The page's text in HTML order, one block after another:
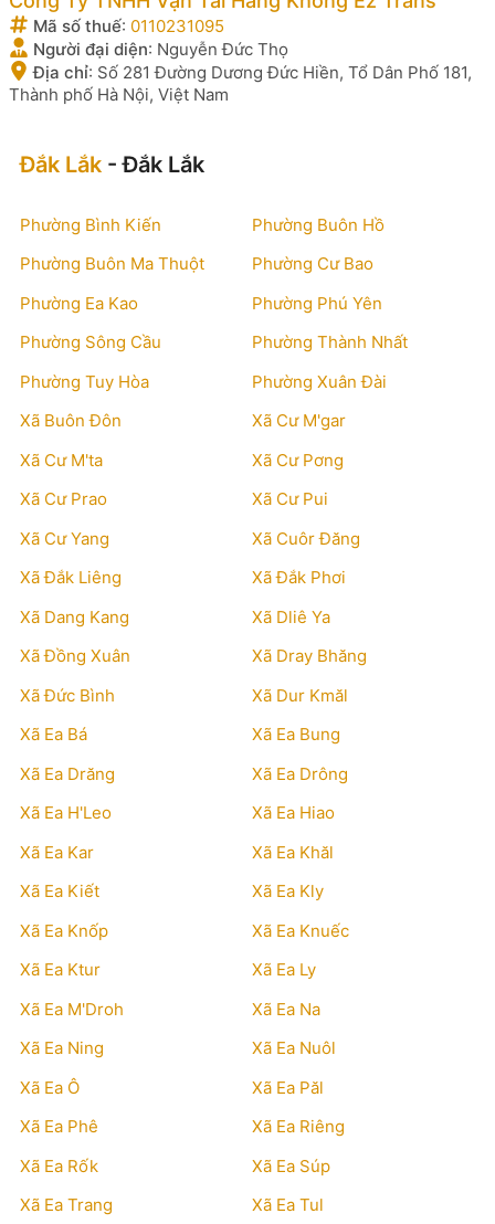
Mã số thuế: 0110231095
Người đại diện: Nguyễn Đức Thọ
Địa chỉ: Số 281 Đường Dương Đức Hiền, Tổ Dân Phố 181,
Thành phố Hà Nội, Việt Nam
Đắk Lắk - Đắk Lắk
Phường Bình Kiến
Phường Buôn Hồ
Phường Buôn Ma Thuột
Phường Cư Bao
Phường Ea Kao
Phường Phú Yên
Phường Sông Cầu
Phường Thành Nhất
Phường Tuy Hòa
Phường Xuân Đài
Xã Buôn Đôn
Xã Cư M'gar
Xã Cư M'ta
Xã Cư Pơng
Xã Cư Prao
Xã Cư Pui
Xã Cư Yang
Xã Cuôr Đăng
Xã Đắk Liêng
Xã Đắk Phơi
Xã Dang Kang
Xã Dliê Ya
Xã Đồng Xuân
Xã Dray Bhăng
Xã Đức Bình
Xã Dur Kmăl
Xã Ea Bá
Xã Ea Bung
Xã Ea Drăng
Xã Ea Drông
Xã Ea H'Leo
Xã Ea Hiao
Xã Ea Kar
Xã Ea Khăl
Xã Ea Kiết
Xã Ea Kly
Xã Ea Knốp
Xã Ea Knuếc
Xã Ea Ktur
Xã Ea Ly
Xã Ea M'Droh
Xã Ea Na
Xã Ea Ning
Xã Ea Nuôl
Xã Ea Ô
Xã Ea Păl
Xã Ea Phê
Xã Ea Riêng
Xã Ea Rốk
Xã Ea Súp
Xã Ea Trang
Xã Ea Tul